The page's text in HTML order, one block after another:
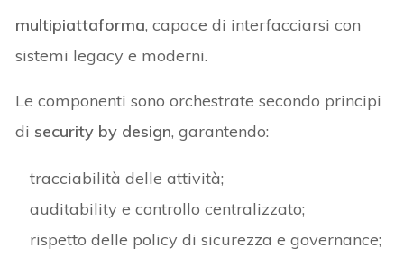
multipiattaforma, capace di interfacciarsi con
sistemi legacy e moderni.
Le componenti sono orchestrate secondo principi
di security by design, garantendo:
tracciabilità delle attività;
auditability e controllo centralizzato;
rispetto delle policy di sicurezza e governance;